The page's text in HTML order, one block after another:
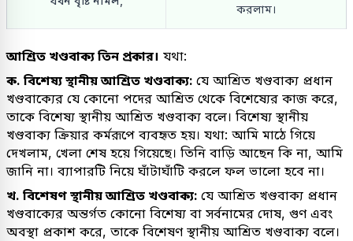
করলাম।
আশ্রিত খণ্ডবাক্য তিন প্রকার। যথা:
ক. বিশেষ্য স্থানীয় আশ্রিত খণ্ডবাক্য: যে আশ্রিত খণ্ডবাক্য প্রধান
খণ্ডবাক্যের যে কোনো পদের আশ্রিত থেকে বিশেষ্যের কাজ করে,
তাকে বিশেষ্য স্থানীয় আশ্রিত খণ্ডবাক্য বলে। বিশেষ্য স্থানীয়
খণ্ডবাক্য ক্রিয়ার কর্মরূপে ব্যবহৃত হয়। যথা: আমি মাঠে গিয়ে
দেখলাম, খেলা শেষ হয়ে গিয়েছে। তিনি বাড়ি আছেন কি না, আমি
জানি না। ব্যাপারটি নিয়ে ঘাঁটাঘাঁটি করলে ফল ভালো হবে না।
খ. বিশেষণ স্থানীয় আশ্রিত খণ্ডবাক্য: যে আশ্রিত খণ্ডবাক্য প্রধান
খণ্ডবাক্যের অন্তর্গত কোনো বিশেষ্য বা সর্বনামের দোষ, গুণ এবং
অবস্থা প্রকাশ করে, তাকে বিশেষণ স্থানীয় আশ্রিত খণ্ডবাক্য বলে।